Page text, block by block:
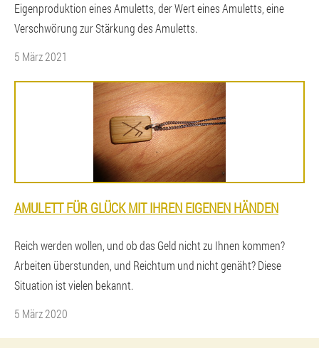
Eigenproduktion eines Amuletts, der Wert eines Amuletts, eine
Verschwörung zur Stärkung des Amuletts.
5 März 2021
AMULETT FÜR GLÜCK MIT IHREN EIGENEN HÄNDEN
Reich werden wollen, und ob das Geld nicht zu Ihnen kommen?
Arbeiten überstunden, und Reichtum und nicht genäht? Diese
Situation ist vielen bekannt.
5 März 2020